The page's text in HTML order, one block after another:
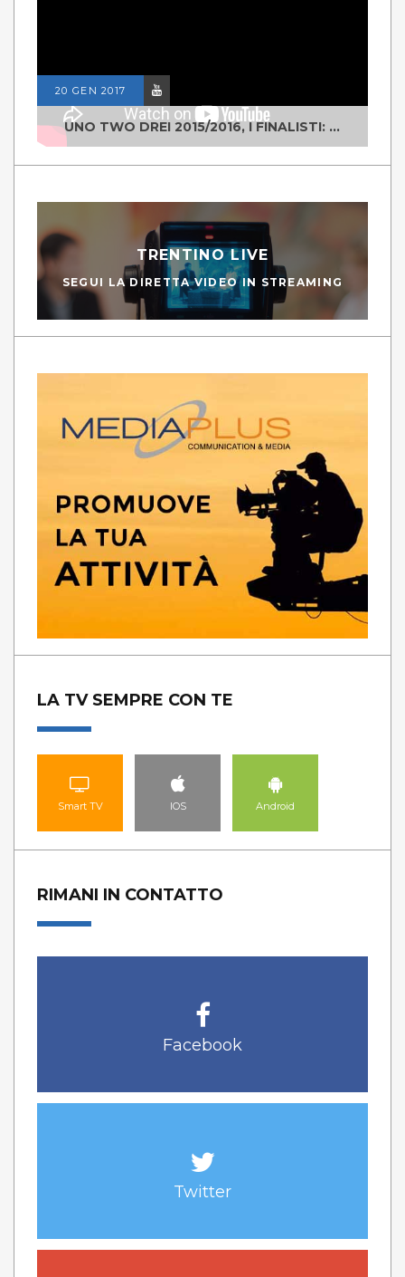
20 GEN 2017
UNO TWO DREI 2015/2016, I FINALISTI: CLASSE IV ALS ISTITUTO "DEGASPERI" BORGO VALSUGANA
TRENTINO LIVE
SEGUI LA DIRETTA VIDEO IN STREAMING
LA TV SEMPRE CON TE
Smart TV IOS Android
RIMANI IN CONTATTO
Facebook
Twitter